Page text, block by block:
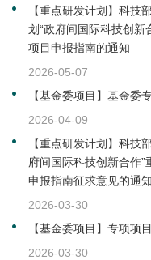
【重点研发计划】科技
划“政府间国际科技创新
项目申报指南的通知
2026-05-07
【基金委项目】基金委
2026-04-09
【重点研发计划】科技
府间国际科技创新合作
申报指南征求意见的通知
2026-03-30
【基金委项目】专项项
2026-03-30